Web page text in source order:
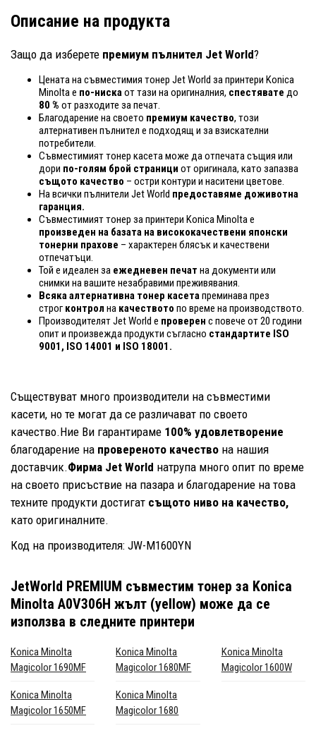
Описание на продукта
Защо да изберете премиум пълнител Jet World?
Цената на съвместимия тонер Jet World за принтери Konica
Minolta е по-нискаот тази на оригиналния, спестявате до
80 % от разходите за печат.
Благодарение на своето премиум качество, този
алтернативен пълнител е подходящ и за взискателни
потребители.
Съвместимият тонер касета може да отпечата същия или
дори по-голям брой страници от оригинала, като запазва
същото качество – остри контури и наситени цветове.
На всички пълнители Jet World предоставяме доживотна
гаранция.
Съвместимият тонер за принтери Konica Minolta е
произведен на базата на висококачествени японски
тонерни прахове – характерен блясък и качествени
отпечатъци.
Той е идеален за ежедневен печат на документи или
снимки на вашите незабравими преживявания.
Всяка алтернативна тонер касетапреминава през
строг контрол на качеството по време на производството.
Производителят Jet World е проверен с повече от 20 години
опит и произвежда продукти съгласно стандартите ISO
9001, ISO 14001 и ISO 18001.
Съществуват много производители на съвместими
касети, но те могат да се различават по своето
качество.Ние Ви гарантираме 100% удовлетворение
благодарение на провереното качество на нашия
доставчик.Фирма Jet World натрупа много опит по време
на своето присъствие на пазара и благодарение на това
техните продукти достигат същото ниво на качество,
като оригиналните.
Код на производителя: JW-M1600YN
JetWorld PREMIUM съвместим тонер за Konica
Minolta A0V306H жълт (yellow) може да се
използва в следните принтери
Konica Minolta
Magicolor 1690MF
Konica Minolta
Magicolor 1680MF
Konica Minolta
Magicolor 1600W
Konica Minolta
Magicolor 1650MF
Konica Minolta
Magicolor 1680